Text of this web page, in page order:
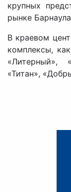
крупных
рынке
В краевом
комплексы,
«Литерный»,
«Титан»,